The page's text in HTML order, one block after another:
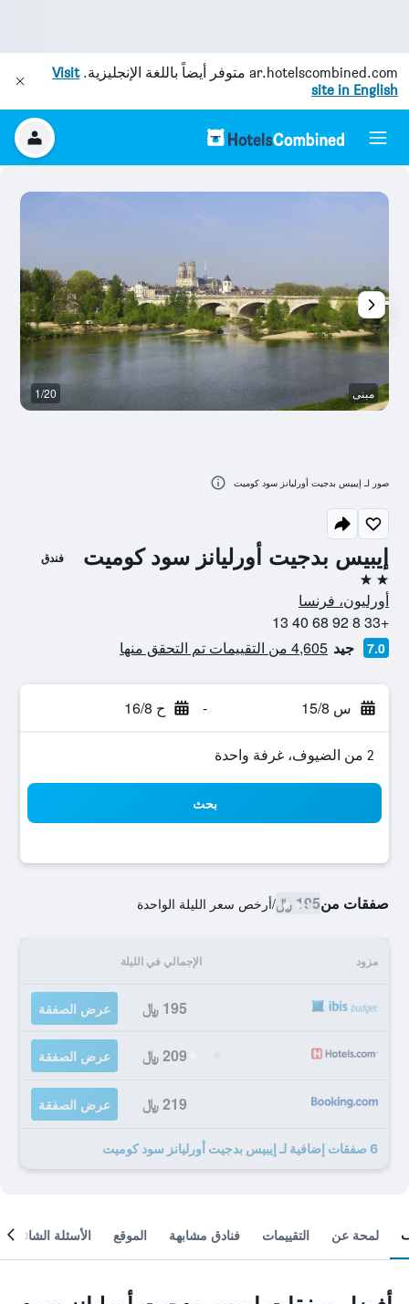
ar.hotelscombined.com متوفر أيضاً باللغة الإنجليزية.Visit
site in English
إيبيس بدجيت أورليانز سود كوميت فندق
2 نجمتين
أورليون، فرنسا
+33 8 92 68 40 13
7.0 جيد 4,605 من التقييمات تم التحقق منها
س 15/8 - ح 16/8
2 من الضيوف، غرفة واحدة
بحث
صفقات من195 ﷼ /أرخص سعر الليلة الواحدة
مزود الإجمالي في الليلة
195 ﷼ عرض الصفقة
209 ﷼ عرض الصفقة
219 ﷼ عرض الصفقة
6 صفقات إضافية لـ إيبيس بدجيت أورليانز سود كوميت
مبنى 1/20
صور لـ إيبيس بدجيت أورليانز سود كوميت
لمحة عن التقييمات فنادق مشابهة الموقع الأسئلة الشائعة